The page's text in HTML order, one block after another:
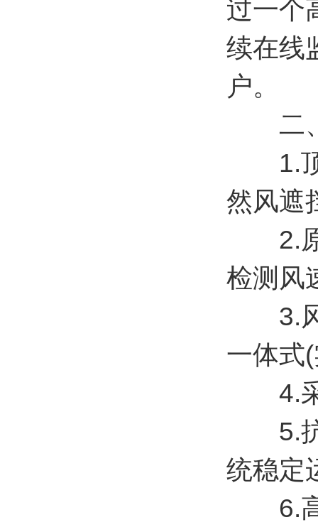
过一个
续在线
户。
二、
1.顶
然风遮
2.原
检测风
3.风
一体式
4.采
5.抗
统稳定
6.高